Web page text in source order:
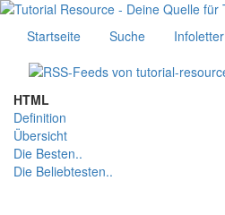
Startseite Suche Infoletter
HTML
Definition
Übersicht
Die Besten..
Die Beliebtesten..